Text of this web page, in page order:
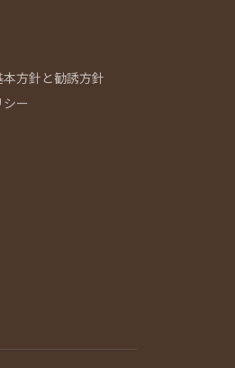
方針と勧誘方針
ー